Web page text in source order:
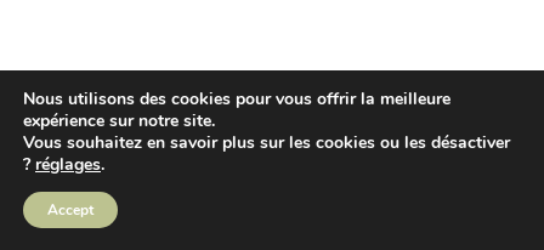
Nous utilisons des cookies pour vous offrir la meilleure
expérience sur notre site.
Vous souhaitez en savoir plus sur les cookies ou les désactiver
? réglages.
Accept